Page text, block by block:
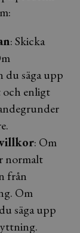
: Skicka
du säga upp
och enligt
: Om
normalt
från
Om
säga upp